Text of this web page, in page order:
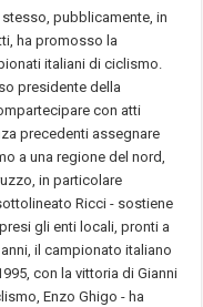
pubblicamente, in
ha promosso la
italiani di ciclismo.
presidente della
con atti
precedenti assegnare
a una regione del nord,
in particolare
Ricci - sostiene
gli enti locali, pronti a
il campionato italiano
con la vittoria di Gianni
Enzo Ghigo - ha